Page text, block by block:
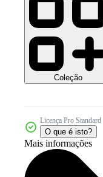
Coleção
Licença Pro Standard
O que é isto?
Mais informações